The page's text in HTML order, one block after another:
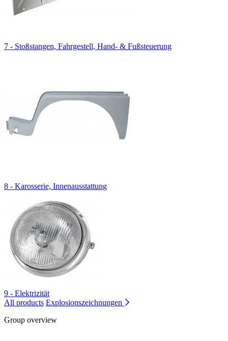
7 - Stoßstangen, Fahrgestell, Hand- & Fußsteuerung
8 - Karosserie, Innenausstattung
9 - Elektrizität
All products Explosionszeichnungen
Group overview